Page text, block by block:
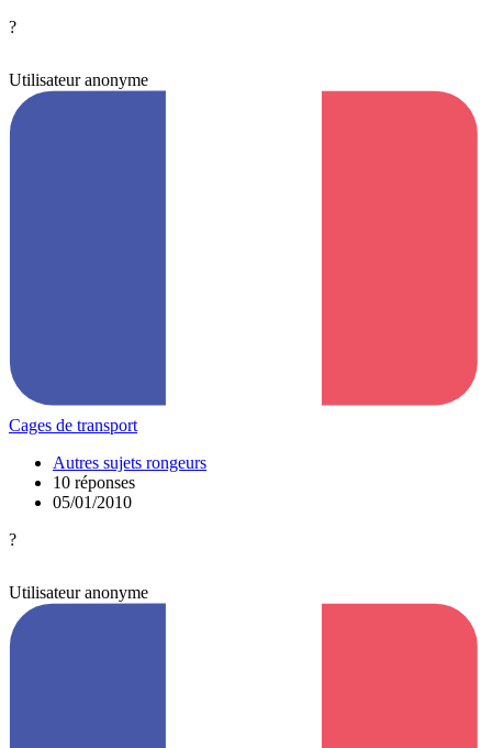
?
Utilisateur anonyme
Cages de transport
Autres sujets rongeurs
10 réponses
05/01/2010
?
Utilisateur anonyme